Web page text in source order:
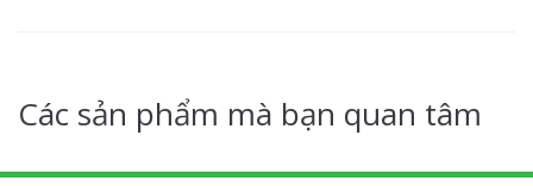
Các sản phẩm mà bạn quan tâm